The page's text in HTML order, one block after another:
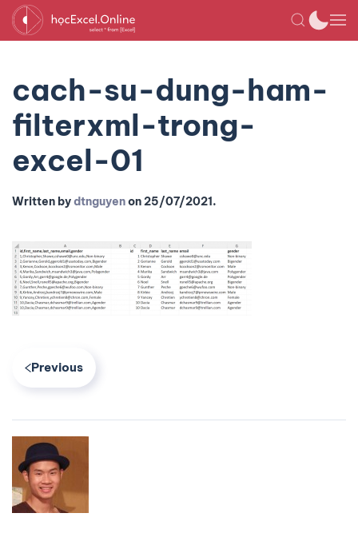
cach-su-dung-ham-
filterxml-trong-
excel-01
Written bydtnguyenon25/07/2021.
Previous